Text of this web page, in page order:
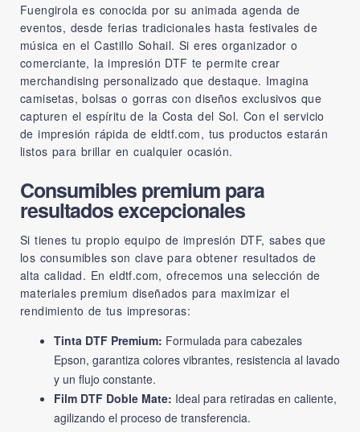
Fuengirola es conocida por su animada agenda de
eventos, desde ferias tradicionales hasta festivales de
música en el Castillo Sohail. Si eres organizador o
comerciante, la impresión DTF te permite crear
merchandising personalizado que destaque. Imagina
camisetas, bolsas o gorras con diseños exclusivos que
capturen el espíritu de la Costa del Sol. Con el servicio
de impresión rápida deeldtf.com, tus productos estarán
listos para brillar en cualquier ocasión.
Consumibles premium para
resultados excepcionales
Si tienes tu propio equipo de impresión DTF, sabes que
los consumibles son clave para obtener resultados de
alta calidad. En eldtf.com, ofrecemos una selección de
materiales premium diseñados para maximizar el
rendimiento de tus impresoras:
Tinta DTF Premium: Formulada para cabezales
Epson, garantiza colores vibrantes, resistencia al lavado
y un flujo constante.
Film DTF Doble Mate: Ideal para retiradas en caliente,
agilizando el proceso de transferencia.